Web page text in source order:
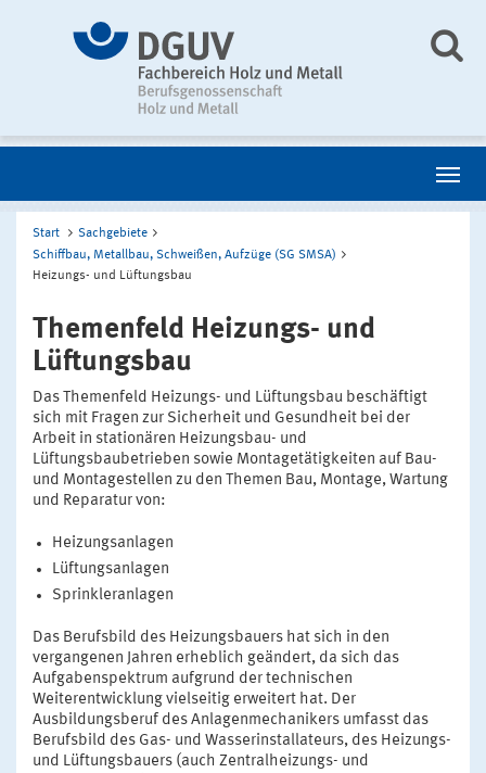
Start
Sachgebiete
Schiffbau, Metallbau, Schweißen, Aufzüge (SG SMSA)
Heizungs- und Lüftungsbau
Themenfeld Heizungs- und
Lüftungsbau
Das Themenfeld Heizungs- und Lüftungsbau beschäftigt
sich mit Fragen zur Sicherheit und Gesundheit bei der
Arbeit in stationären Heizungsbau- und
Lüftungsbaubetrieben sowie Montagetätigkeiten auf Bau-
und Montagestellen zu den Themen Bau, Montage, Wartung
und Reparatur von:
Heizungsanlagen
Lüftungsanlagen
Sprinkleranlagen
Das Berufsbild des Heizungsbauers hat sich in den
vergangenen Jahren erheblich geändert, da sich das
Aufgabenspektrum aufgrund der technischen
Weiterentwicklung vielseitig erweitert hat. Der
Ausbildungsberuf des Anlagenmechanikers umfasst das
Berufsbild des Gas- und Wasserinstallateurs, des Heizungs-
und Lüftungsbauers (auch Zentralheizungs- und